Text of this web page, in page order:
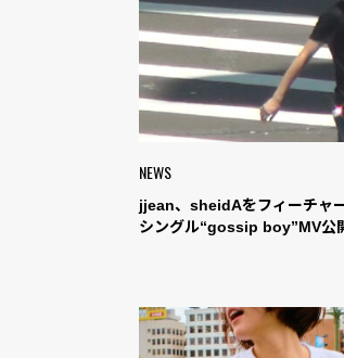
NEWS
jjean、sheidAをフィーチャ
シングル“gossip boy”MV公